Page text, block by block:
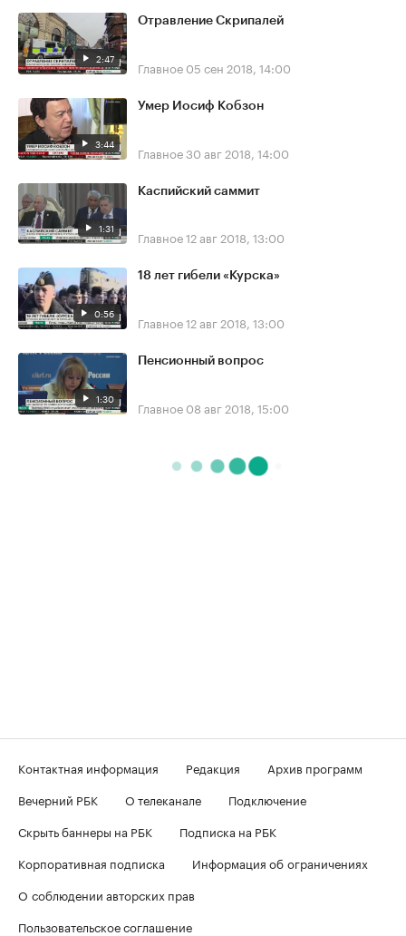
2:47
Отравление Скрипалей
Главное 05 сен 2018, 14:00
3:44
Умер Иосиф Кобзон
Главное30 авг 2018, 14:00
1:31
Каспийский саммит
Главное12 авг 2018, 13:00
0:56
18 лет гибели «Курска»
Главное12 авг 2018, 13:00
1:30
Пенсионный вопрос
Главное 08 авг 2018, 15:00
Контактная информация Редакция
Архив программ
Вечерний РБК
О телеканале
Подключение
Скрыть баннеры на РБК
Подписка на РБК
Корпоративная подписка
Информация об ограничениях
О соблюдении авторских прав
Пользовательское соглашение